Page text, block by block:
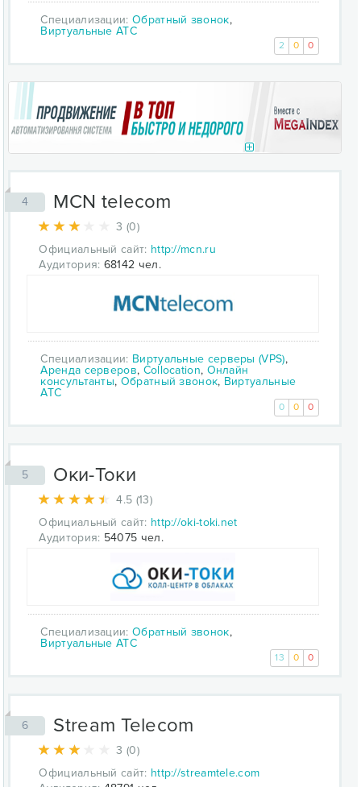
Специализации: Обратный звонок,
Виртуальные АТС
2 0 0
4 MCN telecom
3 (0)
Официальный сайт: http://mcn.ru
Аудитория: 68142 чел.
Специализации: Виртуальные серверы (VPS),
Аренда серверов, Collocation, Онлайн
консультанты, Обратный звонок, Виртуальные
АТС
0 0 0
5 Оки-Токи
4.5 (13)
Официальный сайт: http://oki-toki.net
Аудитория: 54075 чел.
Специализации: Обратный звонок,
Виртуальные АТС
13 0 0
6 Stream Telecom
3 (0)
Официальный сайт: http://streamtele.com